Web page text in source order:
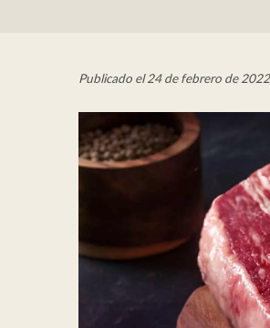
Publicado el 24 de febrero de 2022